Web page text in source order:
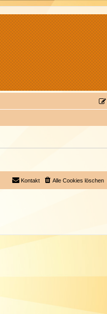
Alle Cookies löschen
Kontakt